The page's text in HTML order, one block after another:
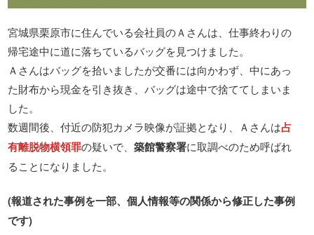
宮城県栗原市に住んでいる会社員のＡさんは、仕事終わりの
帰宅途中に道に落ちているバッグを見つけました。
Ａさんはバッグを拾いましたが交番には向かわず、中にあっ
た財布から現金を引き抜き、バッグは途中で捨ててしまいま
した。
数週間後、付近の防犯カメラ映像が証拠となり、Ａさんは占
有離脱物横領罪の疑いで、築館警察署に取調べのため呼ばれ
ることになりました。
(報道された事例を一部、個人情報等の関係から修正した事例
です)